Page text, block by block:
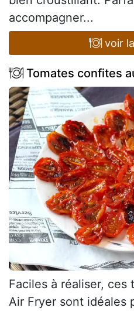
accompagner...
voir
Tomates confites
Faciles à réaliser, ces
Air Fryer sont idéales